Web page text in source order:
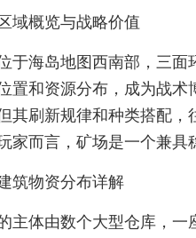
域概览与战略价值
于海岛地图西南部，三面
置和资源分布，成为战
其刷新规律和种类搭配
家而言，矿场是一个兼具
筑物资分布详解
主体由数个大型仓库，一